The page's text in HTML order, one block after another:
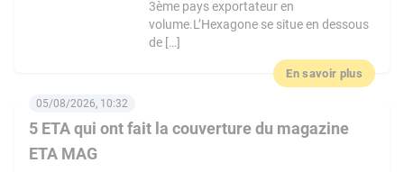
3ème pays exportateur en
volume.L’Hexagone se situe en dessous
de […]
En savoir plus
5 ETA qui ont fait la couverture du magazine
ETA MAG
05/08/2026, 10:32